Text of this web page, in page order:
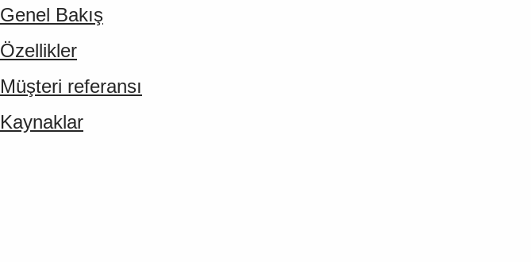
Genel Bakış
Özellikler
Müşteri referansı
Kaynaklar